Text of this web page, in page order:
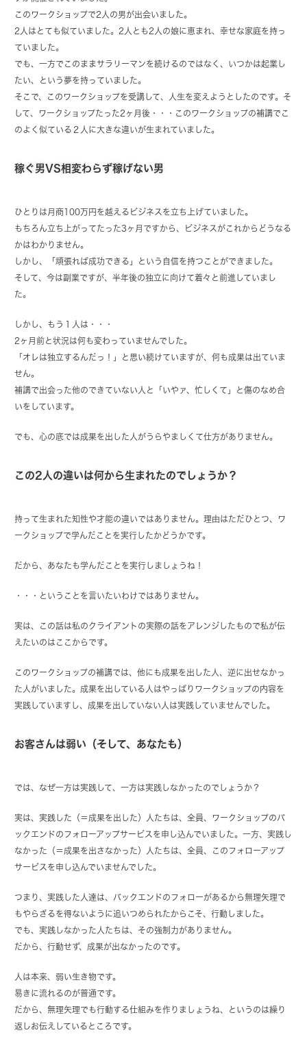
このワークショップで2人の男が出会いました。
2人はとても似ていました。2人とも2人の娘に恵まれ、幸せな家庭を持っ
ていました。
でも、一方でこのままサラリーマンを続けるのではなく、いつかは起業し
たい、という夢を持っていました。
そこで、このワークショップを受講して、人生を変えようとしたのです。そ
して、ワークショップたった2ヶ月後・・・このワークショップの補講でこ
のよく似ている２人に大きな違いが生まれていました。
稼ぐ男VS相変わらず稼げない男
ひとりは月商100万円を越えるビジネスを立ち上げていました。
もちろん立ち上がってたった3ヶ月ですから、ビジネスがこれからどうなる
かはわかりません。
しかし、「頑張れば成功できる」という自信を持つことができました。
そして、今は副業ですが、半年後の独立に向けて着々と前進していまし
た。
しかし、もう１人は・・・
2ヶ月前と状況は何も変わっていませんでした。
「オレは独立するんだっ！」と思い続けていますが、何も成果は出ていま
せん。
補講で出会った他のできていない人と「いやァ、忙しくて」と傷のなめ合
いをしています。
でも、心の底では成果を出した人がうらやましくて仕方がありません。
この2人の違いは何から生まれたのでしょうか？
持って生まれた知性や才能の違いではありません。理由はただひとつ、ワ
ークショップで学んだことを実行したかどうかです。
だから、あなたも学んだことを実行しましょうね！
・・・ということを言いたいわけではありません。
実は、この話は私のクライアントの実際の話をアレンジしたもので私が伝
えたいのはここからです。
このワークショップの補講では、他にも成果を出した人、逆に出せなかっ
た人がいました。成果を出している人はやっぱりワークショップの内容を
実践していますし、成果を出していない人は実践していませんでした。
お客さんは弱い（そして、あなたも）
では、なぜ一方は実践して、一方は実践しなかったのでしょうか？
実は、実践した（＝成果を出した）人たちは、全員、ワークショップのバ
ックエンドのフォローアップサービスを申し込んでいました。一方、実践し
なかった（＝成果を出さなかった）人たちは、全員、このフォローアップ
サービスを申し込んでいませんでした。
つまり、実践した人達は、バックエンドのフォローがあるから無理矢理で
もやらざるを得ないように追いつめられたからこそ、行動しました。
でも、実践しなかった人たちは、その強制力がありません。
だから、行動せず、成果が出なかったのです。
人は本来、弱い生き物です。
易きに流れるのが普通です。
だから、無理矢理でも行動する仕組みを作りましょうね、というのは繰り
返しお伝えしているところです。